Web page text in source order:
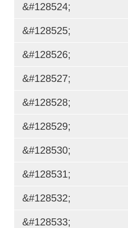
&#128524;
&#128525;
&#128526;
&#128527;
&#128528;
&#128529;
&#128530;
&#128531;
&#128532;
&#128533;